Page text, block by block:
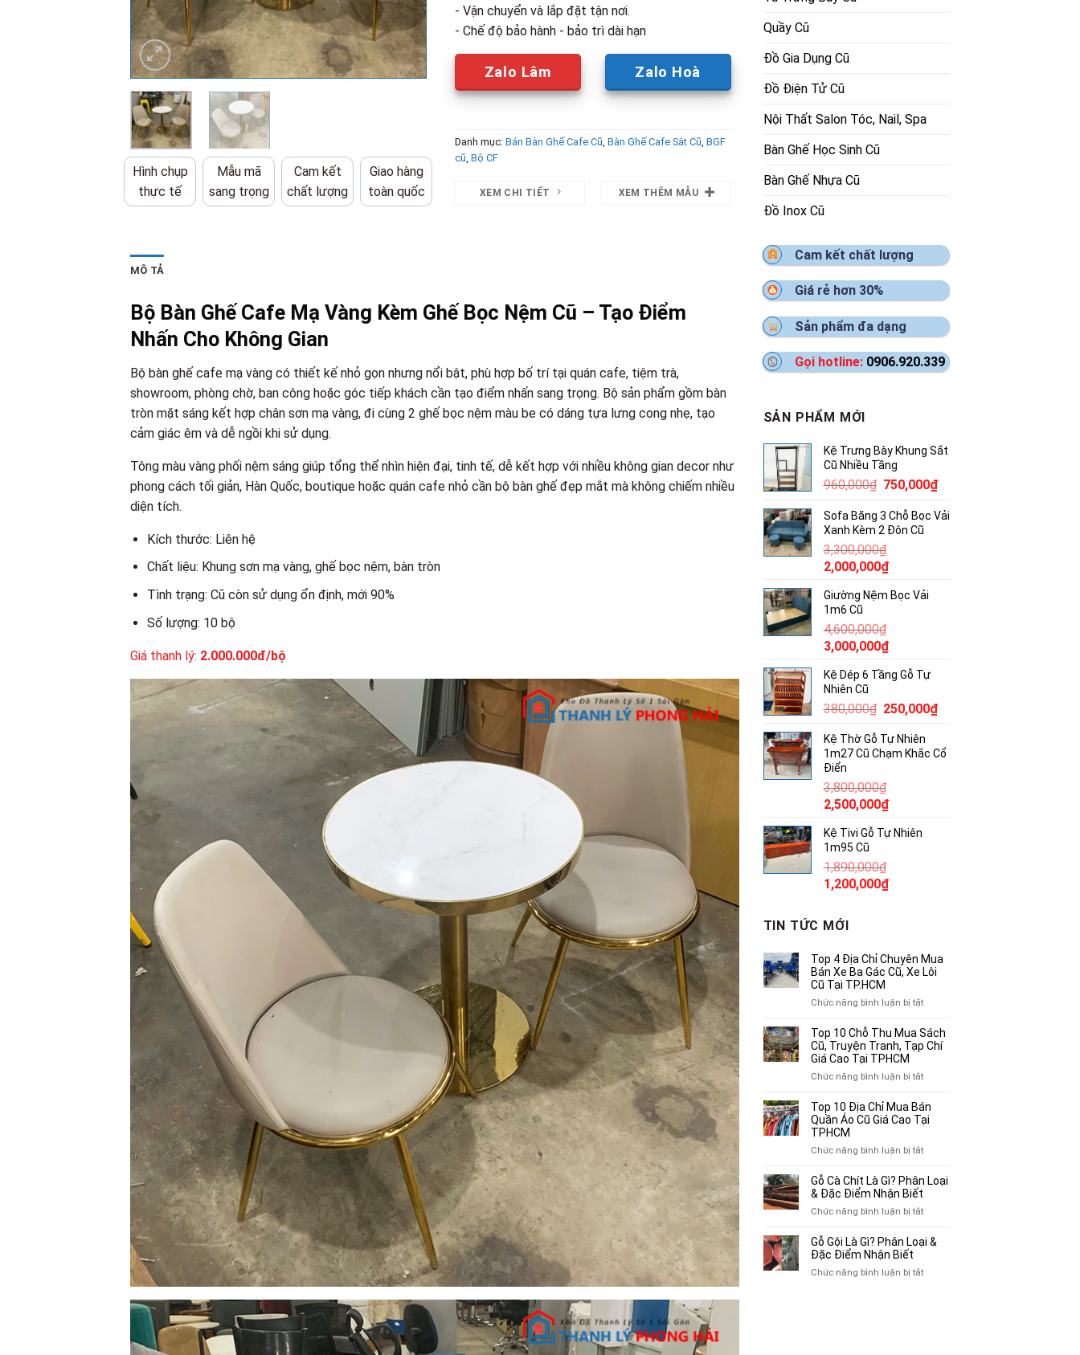
Hình chụp
thực tế
Mẫu mã
sang trọng
Cam kết
chất lượng
Giao hàng
toàn quốc
- Vận chuyển và lắp đặt tận nơi.
- Chế độ bảo hành - bảo trì dài hạn
Zalo Lâm Zalo Hoà
Danh mục: Bán Bàn Ghế Cafe Cũ Bàn Ghế Cafe Sắt Cũ BGF
cũ Bộ CF
XEM CHI TIẾT XEM THÊM MẪU
MÔ TẢ
Bộ Bàn Ghế Cafe Mạ Vàng Kèm Ghế Bọc Nệm Cũ – Tạo Điểm
Nhấn Cho Không Gian
Bộ bàn ghế cafe mạ vàng có thiết kế nhỏ gọn nhưng nổi bật, phù hợp bố trí tại quán cafe, tiệm trà,
showroom, phòng chờ, ban công hoặc góc tiếp khách cần tạo điểm nhấn sang trọng. Bộ sản phẩm gồm bàn
tròn mặt sáng kết hợp chân sơn mạ vàng, đi cùng 2 ghế bọc nệm màu be có dáng tựa lưng cong nhẹ, tạo
cảm giác êm và dễ ngồi khi sử dụng.
Tông màu vàng phối nệm sáng giúp tổng thể nhìn hiện đại, tinh tế, dễ kết hợp với nhiều không gian decor như
phong cách tối giản, Hàn Quốc, boutique hoặc quán cafe nhỏ cần bộ bàn ghế đẹp mắt mà không chiếm nhiều
diện tích.
Kích thước: Liên hệ
Chất liệu: Khung sơn mạ vàng, ghế bọc nệm, bàn tròn
Tình trạng: Cũ còn sử dụng ổn định, mới 90%
Số lượng: 10 bộ
Giá thanh lý: 2.000.000đ/bộ
Quầy Cũ
Đồ Gia Dụng Cũ
Đồ Điện Tử Cũ
Nội Thất Salon Tóc, Nail, Spa
Bàn Ghế Học Sinh Cũ
Bàn Ghế Nhựa Cũ
Đồ Inox Cũ
Cam kết chất lượng
Giá rẻ hơn 30%
Sản phẩm đa dạng
Gọi hotline: 0906.920.339
SẢN PHẨM MỚI
Kệ Trưng Bày Khung Sắt
Cũ Nhiều Tầng
960,000₫ Giá
là:
960,000₫.
750,000₫Giá
tại
Sofa Băng 3 Chỗ Bọc Vải
Xanh Kèm 2 Đôn Cũ
3,300,000₫
Giá
là:
3,300,000₫.
2,000,000₫Giá
tại
Giường Nệm Bọc Vải
1m6 Cũ
4,600,000₫
Giá
là:
4,600,000₫.
3,000,000₫Giá
tại
3,000,000₫.
Kệ Dép 6 Tầng Gỗ Tự
Nhiên Cũ
380,000₫ Giá
là:
380,000₫.
250,000₫Giá
là:
Kệ Thờ Gỗ Tự Nhiên
1m27 Cũ Chạm Khắc Cổ
Điển
3,800,000₫
Giá
là:
3,800,000₫.
2,500,000₫Giá
tại
Kệ Tivi Gỗ Tự Nhiên
1m95 Cũ
1,890,000₫
Giá
là:
1,890,000₫.
1,200,000₫Giá
1,200,000₫.
TIN TỨC MỚI
Top 4 Địa Chỉ Chuyên Mua
Bán Xe Ba Gác Cũ, Xe Lôi
Cũ Tại TP.HCM
Chức năng bình luận bị tắtở
4
Địa
Xe
Ba
Cũ,
Lôi
Cũ
Tại
Top 10 Chỗ Thu Mua Sách
Cũ, Truyện Tranh, Tạp Chí
Giá Cao Tại TPHCM
Chức năng bình luận bị tắtở
10
Chỗ
Truyện
Tranh,
Tạp
Giá
Tại
Top 10 Địa Chỉ Mua Bán
Quần Áo Cũ Giá Cao Tại
TPHCM
Chức năng bình luận bị tắtở
10
Địa
Mua
Quần
Cũ
Gỗ Cà Chít Là Gì? Phân Loại
& Đặc Điểm Nhận Biết
Chức năng bình luận bị tắtở
Cà
Gì?
Gỗ Gội Là Gì? Phân Loại &
Đặc Điểm Nhận Biết
Chức năng bình luận bị tắtở